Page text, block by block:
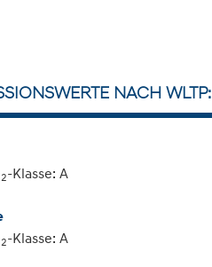
NACH WLTP:
2-Klasse: A
2-Klasse: A